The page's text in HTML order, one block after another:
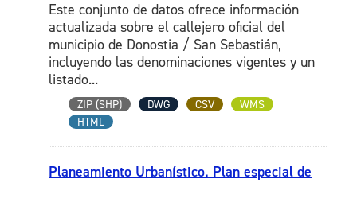
Este conjunto de datos ofrece información
actualizada sobre el callejero oficial del
municipio de Donostia / San Sebastián,
incluyendo las denominaciones vigentes y un
listado...
ZIP (SHP) DWG CSV
WMS
HTML
Planeamiento Urbanístico. Plan especial de